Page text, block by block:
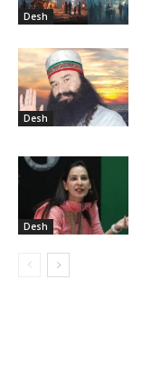
Desh
Desh
Desh